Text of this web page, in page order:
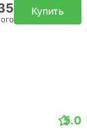
Купить
5.0